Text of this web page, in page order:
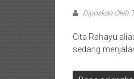
Diposkan
Cita Rahayu
sedang